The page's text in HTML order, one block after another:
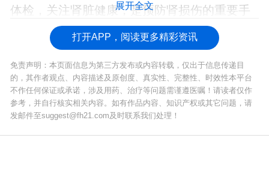
体检，关注肾脏健康，是预防肾损伤的重要手
展开全文
打开APP，阅读更多精彩资讯
免责声明：本页面信息为第三方发布或内容转载，仅出于信息传递目
的，其作者观点、内容描述及原创度、真实性、完整性、时效性本平台
不作任何保证或承诺，涉及用药、治疗等问题需谨遵医嘱！请读者仅作
参考，并自行核实相关内容。如有作品内容、知识产权或其它问题，请
发邮件至suggest@fh21.com及时联系我们处理！